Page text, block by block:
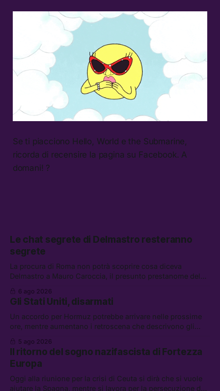
Se ti piacciono Hello, World e the Submarine,
ricorda di recensire la pagina su Facebook. A
domani! ?
Le chat segrete di Delmastro resteranno
segrete
La procura di Roma non potrà scoprire cosa diceva
Delmastro a Mauro Caroccia, il presunto prestanome del
attacchi in Libano, il governo chiederà 36 miliardi di
flessibilità in armi e energia, e Grokipedia è già stata
abbandonata
6 ago 2026
Gli Stati Uniti, disarmati
Un accordo per Hormuz potrebbe arrivare nelle prossime
ore, mentre aumentano i retroscena che descrivono gli
chi aspetta i dispersi di Ceuta, il boom dei carburanti
diluiti, e quanti attivisti anti data center sono stati arrestati
5 ago 2026
Il ritorno del sogno nazifascista di Fortezza
Europa
Oggi alla riunione per la crisi di Ceuta si dirà che si vuole
aiutare la Spagna, mentre si lavora per la persecuzione dei